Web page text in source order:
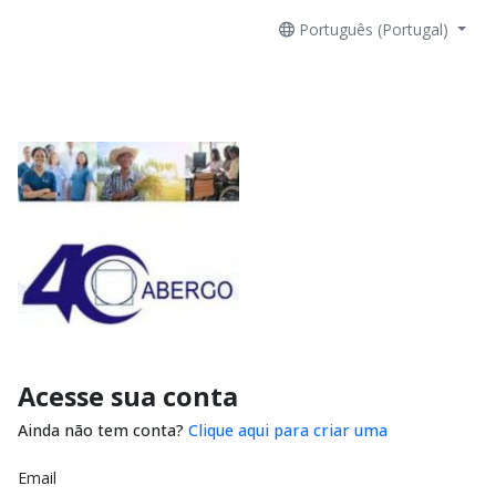
Português (Portugal)
Acesse sua conta
Ainda não tem conta? Clique aqui para criar uma
Email